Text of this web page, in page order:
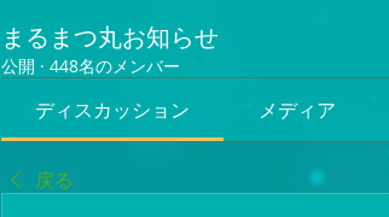
まるまつ丸お知らせ
公開 · 448名のメンバー
ディスカッション メディア
戻る